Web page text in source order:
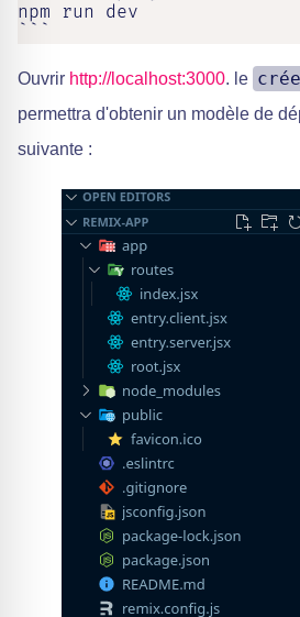
npm run dev
Ouvrir http://localhost:3000. le
permettra d'obtenir un modèle de
suivante :